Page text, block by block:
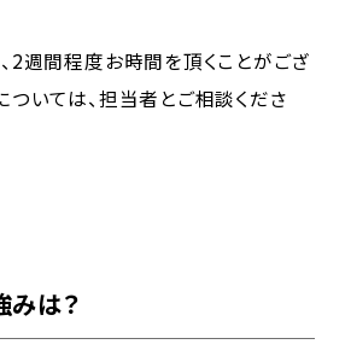
2週間程度お時間を頂くことがござ
ついては、担当者とご相談くださ
みは？